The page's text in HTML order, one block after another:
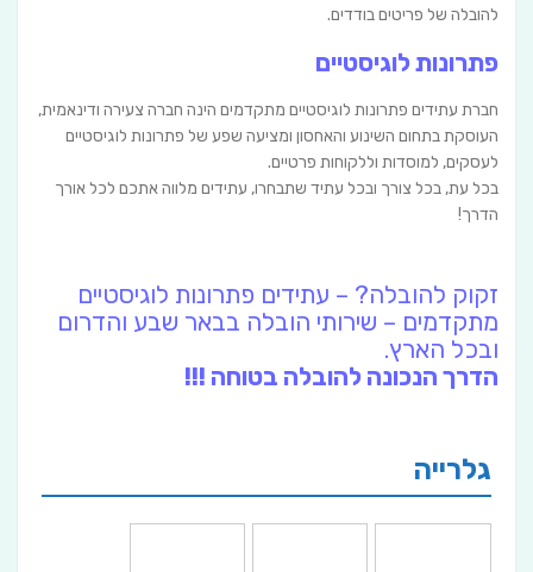
להובלה של פריטים בודדים.
פתרונות לוגיסטיים
חברת עתידים פתרונות לוגיסטיים מתקדמים הינה חברה צעירה ודינאמית,
העוסקת בתחום השינוע והאחסון ומציעה שפע של פתרונות לוגיסטיים
לעסקים, למוסדות וללקוחות פרטיים.
בכל עת, בכל צורך ובכל עתיד שתבחרו, עתידים מלווה אתכם לכל אורך
הדרך!
זקוק להובלה? – עתידים פתרונות לוגיסטיים
מתקדמים – שירותי הובלה בבאר שבע והדרום
ובכל הארץ.
הדרך הנכונה להובלה בטוחה !!!
גלרייה